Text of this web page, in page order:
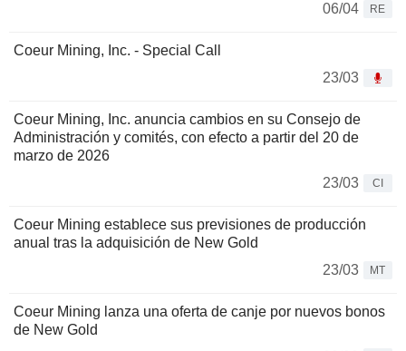
06/04
RE
Coeur Mining, Inc. - Special Call
23/03
Coeur Mining, Inc. anuncia cambios en su Consejo de
Administración y comités, con efecto a partir del 20 de
marzo de 2026
23/03
CI
Coeur Mining establece sus previsiones de producción
anual tras la adquisición de New Gold
23/03
MT
Coeur Mining lanza una oferta de canje por nuevos bonos
de New Gold